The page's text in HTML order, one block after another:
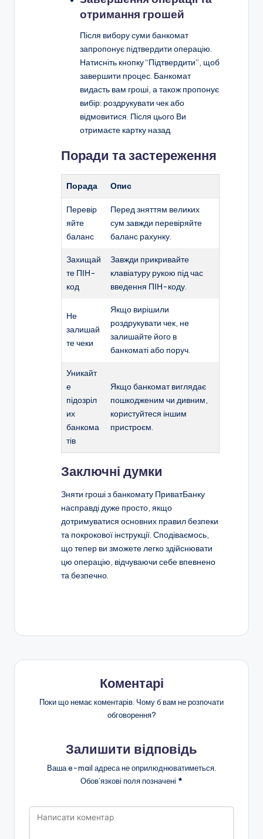
отримання грошей
Після вибору суми банкомат
запропонує підтвердити операцію.
Натисніть кнопку “Підтвердити”, щоб
завершити процес. Банкомат
видасть вам гроші, а також пропонує
вибір: роздрукувати чек або
відмовитися. Після цього Ви
отримаєте картку назад.
Поради та застереження
Порада Опис
Перевір
яйте
баланс
Перед зняттям великих
сум завжди перевіряйте
баланс рахунку.
Захищай
те ПІН-
код
Завжди прикривайте
клавіатуру рукою під час
введення ПІН-коду.
Не
залишай
те чеки
Якщо вирішили
роздрукувати чек, не
залишайте його в
банкоматі або поруч.
Уникайт
е
підозріл
их
банкома
тів
Якщо банкомат виглядає
пошкодженим чи дивним,
користуйтеся іншим
пристроєм.
Заключні думки
Зняти гроші з банкомату ПриватБанку
насправді дуже просто, якщо
дотримуватися основних правил безпеки
та покрокової інструкції. Сподіваємось,
що тепер ви зможете легко здійснювати
цю операцію, відчуваючи себе впевнено
та безпечно.
Коментарі
Поки що немає коментарів. Чому б вам не розпочати
обговорення?
Залишити відповідь
Ваша e-mail адреса не оприлюднюватиметься.
Обов’язкові поля позначені *